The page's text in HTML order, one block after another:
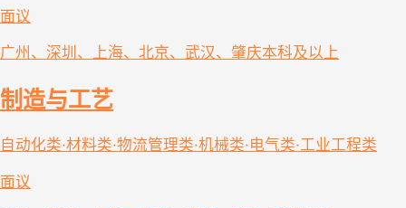
面议
广州、深圳、上海、北京、武汉、肇庆本科及以上
制造与工艺
自动化类·材料类·物流管理类·机械类·电气类·工业工程类
面议